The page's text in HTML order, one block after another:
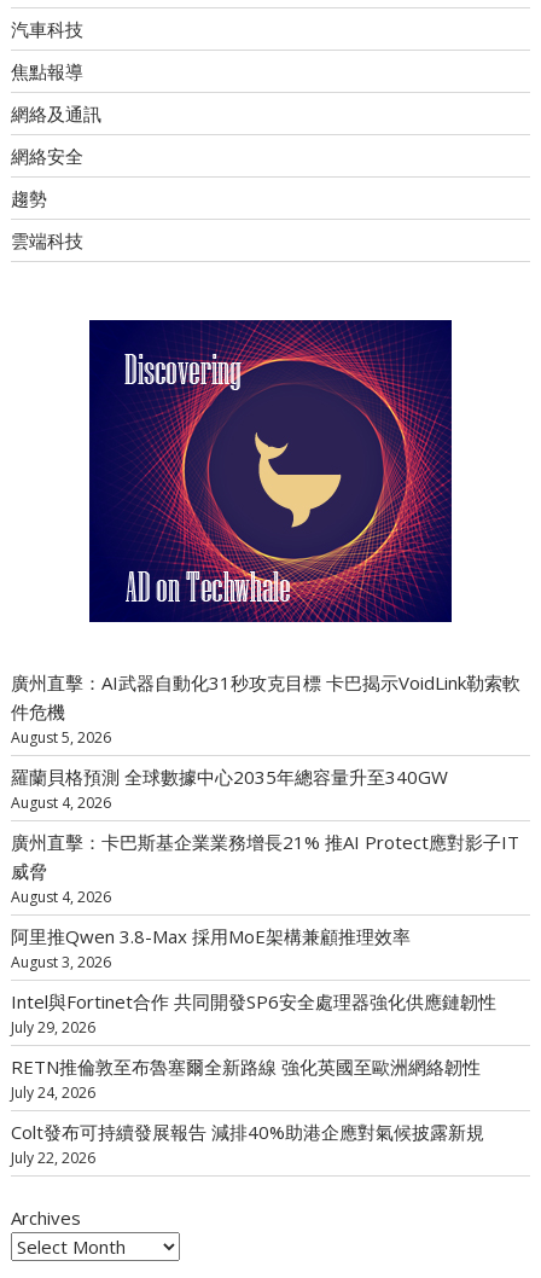
汽車科技
焦點報導
網絡及通訊
網絡安全
趨勢
雲端科技
廣州直擊：AI武器自動化31秒攻克目標 卡巴揭示VoidLink勒索軟
件危機
August 5, 2026
羅蘭貝格預測 全球數據中心2035年總容量升至340GW
August 4, 2026
廣州直擊：卡巴斯基企業業務增長21% 推AI Protect應對影子IT
威脅
August 4, 2026
阿里推Qwen 3.8-Max 採用MoE架構兼顧推理效率
August 3, 2026
Intel與Fortinet合作 共同開發SP6安全處理器強化供應鏈韌性
July 29, 2026
RETN推倫敦至布魯塞爾全新路線 強化英國至歐洲網絡韌性
July 24, 2026
Colt發布可持續發展報告 減排40%助港企應對氣候披露新規
July 22, 2026
Archives